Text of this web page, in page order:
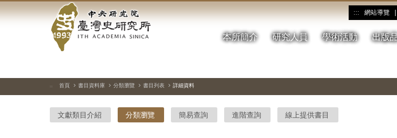
到
中
央
研
院-
臺
灣
::: 網站導覽
本所簡介 研究人員 學術活動 出版
::: 首頁 書目資料庫 分類瀏覽 書目列表 詳細資料
文獻類目介紹 分類瀏覽 簡易查詢 進階查詢 線上提供書目